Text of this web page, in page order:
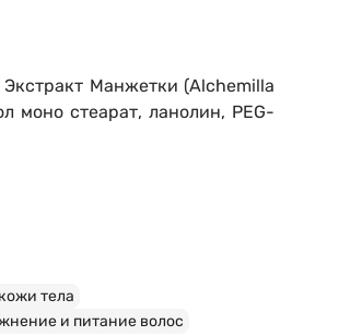
Манжетки (Alchemilla
моно стеарат, ланолин, PEG-
тела
и питание волос